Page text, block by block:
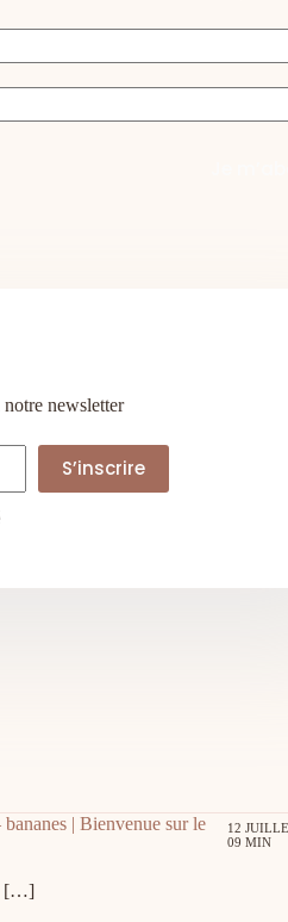
notre newsletter
S’inscrire
| Bienvenue sur le
12
09 MIN
[…]